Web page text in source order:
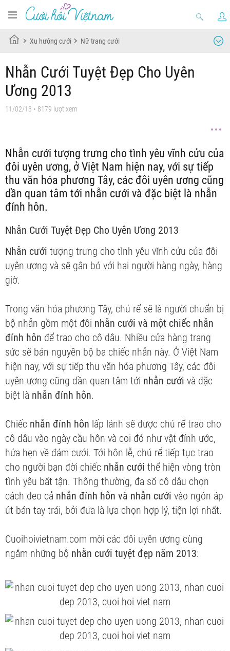
Xu hướng cưới Nữ trang cưới
Nhẫn Cưới Tuyệt Đẹp Cho Uyên
Ương 2013
11/02/13 • 8179 lượt xem
Nhẫn cưới tượng trưng cho tình yêu vĩnh cửu của
đôi uyên ương, ở Việt Nam hiện nay, với sự tiếp
thu văn hóa phương Tây, các đôi uyên ương cũng
dần quan tâm tới nhẫn cưới và đặc biệt là nhẫn
đính hôn.
Nhẫn Cưới Tuyệt Đẹp Cho Uyên Ương 2013
Nhẫn cưới tượng trưng cho tình yêu vĩnh cửu của đôi
uyên ương và sẽ gắn bó với hai người hàng ngày, hàng
giờ.
Trong văn hóa phương Tây, chú rể sẽ là người chuẩn bị
bộ nhẫn gồm một đôi nhẫn cưới và một chiếc nhẫn
đính hôn để trao cho cô dâu. Nhiều cửa hàng trang
sức sẽ bán nguyên bộ ba chiếc nhẫn này. Ở Việt Nam
hiện nay, với sự tiếp thu văn hóa phương Tây, các đôi
uyên ương cũng dần quan tâm tới nhẫn cưới và đặc
biệt là nhẫn đính hôn.
Chiếc nhẫn đính hôn lấp lánh sẽ được chú rể trao cho
cô dâu vào ngày cầu hôn và coi đó như vật đính ước,
hứa hẹn về đám cưới. Tới hôn lễ, chú rể tiếp tục trao
cho người bạn đời chiếc nhẫn cưới thể hiện vòng tròn
tình yêu bất tận. Thông thường, đa số cô dâu chọn
cách đeo cả nhẫn đính hôn và nhẫn cưới vào ngón áp
út bán tay trái, bởi đưa là lựa chọn hợp lý, tiện lợi nhất.
Cuoihoivietnam.com mời các đôi uyên ương cùng
ngắm những bộ nhẫn cưới tuyệt đẹp năm 2013: